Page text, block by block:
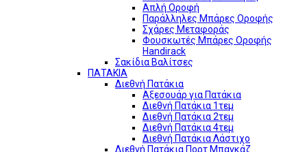
Απλή Οροφή
Παράλληλες Μπάρες Οροφής
Σχάρες Μεταφοράς
Φουσκωτές Μπάρες Οροφής
Handirack
Σακίδια Βαλίτσες
ΠΑΤΑΚΙΑ
Διεθνή Πατάκια
Αξεσουάρ για Πατάκια
Διεθνή Πατάκια 1τεμ
Διεθνή Πατάκια 2τεμ
Διεθνή Πατάκια 4τεμ
Διεθνή Πατάκια Λάστιχο
Διεθνή Πατάκια Πορτ Μπαγκάζ